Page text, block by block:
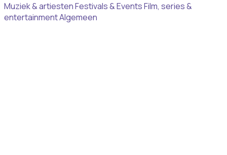
Muziek & artiestenFestivals & EventsFilm, series &
entertainmentAlgemeen